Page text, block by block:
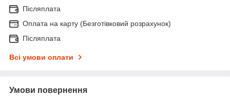
Післяплата
Оплата на карту (Безготівковий розрахунок)
Післяплата
Всі умови оплати
Умови повернення